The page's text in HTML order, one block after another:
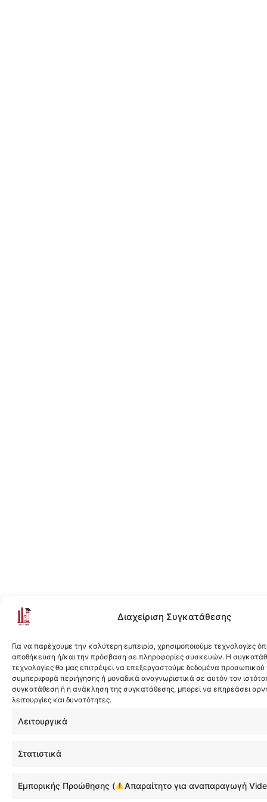
Διαχείριση Συγκατάθεσης
Για να παρέχουμε την καλύτερη εμπειρία, χρησιμοποιούμε τεχνολογίες
αποθήκευση ή/και την πρόσβαση σε πληροφορίες συσκευών. Η
τεχνολογίες θα μας επιτρέψει να επεξεργαστούμε δεδομένα
συμπεριφορά περιήγησης ή μοναδικά αναγνωριστικά σε αυτόν τον
συγκατάθεση ή η ανάκληση της συγκατάθεσης, μπορεί να επηρεάσει
λειτουργίες και δυνατότητες.
Λειτουργικά
Στατιστικά
Εμπορικής Προώθησης ( Απαραίτητο για αναπαραγωγή